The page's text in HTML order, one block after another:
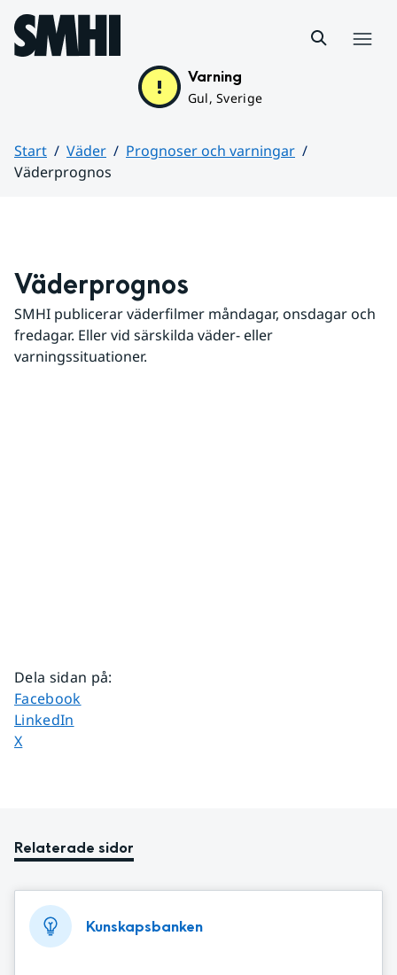
Hoppa till sidans innehåll
Varning
Gul, Sverige
Start Väder
Prognoser och varningar
Väderprognos
Väderprognos
SMHI publicerar väderfilmer måndagar, onsdagar och
fredagar. Eller vid särskilda väder- eller
varningssituationer.
Dela sidan på:
Dela sidan på
Facebook
Dela sidan på
LinkedIn
Dela sidan på
X
Relaterade sidor
Kunskapsbanken